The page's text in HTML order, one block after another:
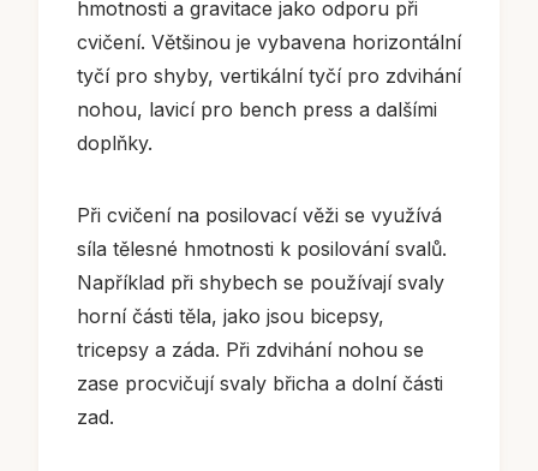
hmotnosti a gravitace jako odporu při
cvičení. Většinou je vybavena horizontální
tyčí pro shyby, vertikální tyčí pro zdvihání
nohou, lavicí pro bench press a dalšími
doplňky.
Při cvičení na posilovací věži se využívá
síla tělesné hmotnosti k posilování svalů.
Například při shybech se používají svaly
horní části těla, jako jsou bicepsy,
tricepsy a záda. Při zdvihání nohou se
zase procvičují svaly břicha a dolní části
zad.